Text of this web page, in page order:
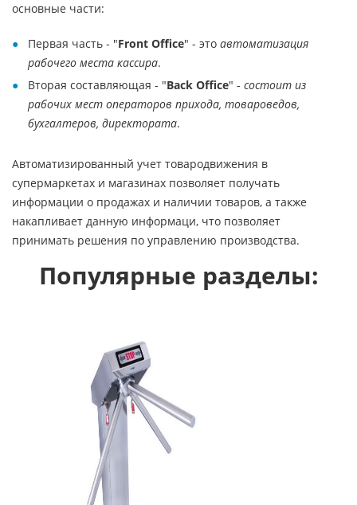
основные части:
Первая часть - "Front Office" - это автоматизация
рабочего места кассира.
Вторая составляющая - "Back Office" - состоит из
рабочих мест операторов прихода, товароведов,
бухгалтеров, директората.
Автоматизированный учет товародвижения в
супермаркетах и магазинах позволяет получать
информации о продажах и наличии товаров, а также
накапливает данную информаци, что позволяет
принимать решения по управлению производства.
Популярные разделы: